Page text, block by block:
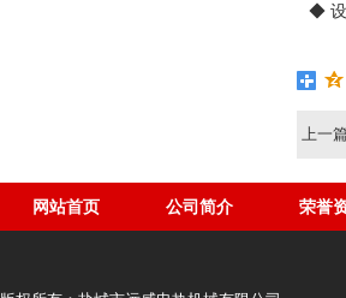
◆ 设
上一
网站首页 公司简介 荣誉